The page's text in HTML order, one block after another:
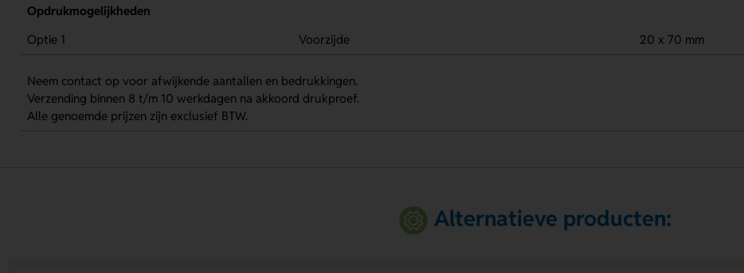
Opdrukmogelijkheden
Optie 1
Voorzijde 20 x 70 mm
Neem contact op voor afwijkende aantallen en bedrukkingen.
Verzending binnen 8 t/m 10 werkdagen na akkoord drukproef.
Alle genoemde prijzen zijn exclusief BTW.
Alternatieve producten: